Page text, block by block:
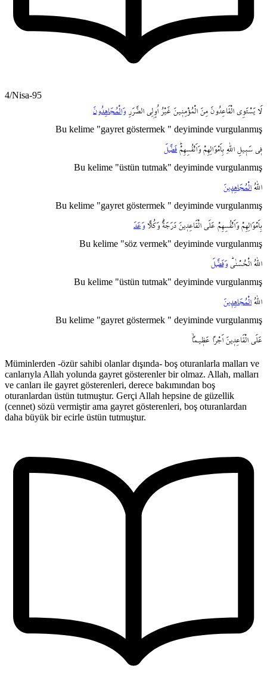
4/Nisa-95
لَا يَسْتَوِي الْقَاعِدُونَ مِنَ الْمُؤْمِن۪ينَ غَيْرُ اُو۬لِي الضَّرَرِ وَالْمُجَاهِدُونَ
Bu kelime "gayret göstermek " deyiminde vurgulanmış
ف۪ي سَب۪يلِ اللّٰهِ بِاَمْوَالِهِمْ وَاَنْفُسِهِمْۜ فَضَّلَ
Bu kelime "üstün tutmak" deyiminde vurgulanmış
اللّٰهُ الْمُجَاهِد۪ينَ
Bu kelime "gayret göstermek " deyiminde vurgulanmış
بِاَمْوَالِهِمْ وَاَنْفُسِهِمْ عَلَى الْقَاعِد۪ينَ دَرَجَةًۜ وَكُلاًّ وَعَدَ
Bu kelime "söz vermek" deyiminde vurgulanmış
اللّٰهُ الْحُسْنٰىۜ وَفَضَّلَ
Bu kelime "üstün tutmak" deyiminde vurgulanmış
اللّٰهُ الْمُجَاهِد۪ينَ
Bu kelime "gayret göstermek " deyiminde vurgulanmış
عَلَى الْقَاعِد۪ينَ اَجْراً عَظ۪يـماًۙ
Müminlerden -özür sahibi olanlar dışında- boş oturanlarla malları ve
canlarıyla Allah yolunda gayret gösterenler bir olmaz. Allah, malları
ve canları ile gayret gösterenleri, derece bakımından boş
oturanlardan üstün tutmuştur. Gerçi Allah hepsine de güzellik
(cennet) sözü vermiştir ama gayret gösterenleri, boş oturanlardan
daha büyük bir ecirle üstün tutmuştur.